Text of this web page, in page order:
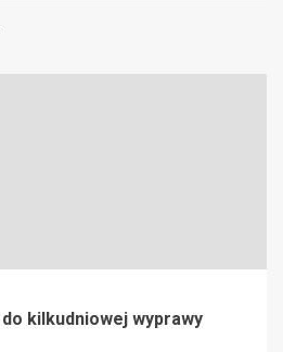
kilkudniowej wyprawy